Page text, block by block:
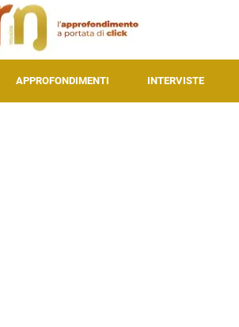
APPROFONDIMENTI INTERVISTE